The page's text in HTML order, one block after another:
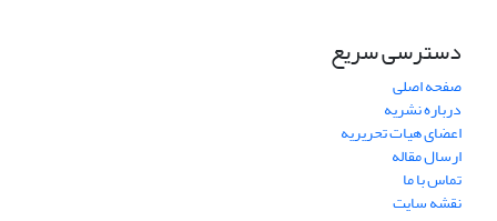
دسترسی سریع
صفحه اصلی
درباره نشریه
اعضای هیات تحریریه
ارسال مقاله
تماس با ما
نقشه سایت